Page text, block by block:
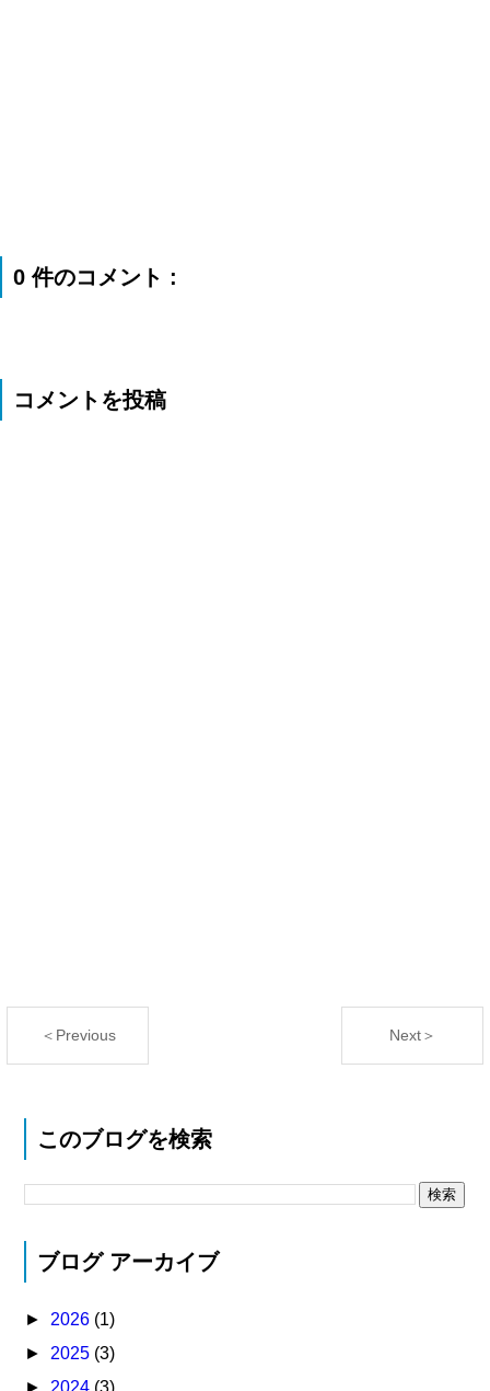
0 件のコメント :
コメントを投稿
＜Previous Next＞
このブログを検索
ブログ アーカイブ
► 2026 (1)
► 2025 (3)
► 2024 (3)